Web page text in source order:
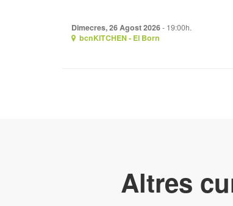
Dimecres, 26 Agost 2026- 19:00h.
bcnKITCHEN - El Born
Altres